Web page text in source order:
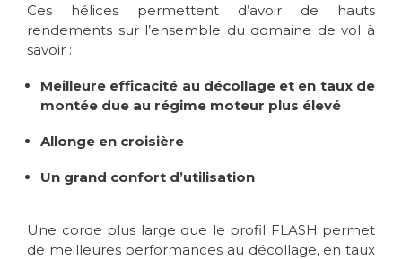
Ces hélices permettent d’avoir de hauts
rendements sur l’ensemble du domaine de vol à
savoir :
Meilleure efficacité au décollage et en taux de
montée due au régime moteur plus élevé
Allonge en croisière
Un grand confort d’utilisation
Une corde plus large que le profil FLASH permet
de meilleures performances au décollage, en taux